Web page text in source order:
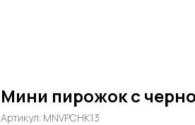
Мини пирожок с
Артикул: MNVPCHK13